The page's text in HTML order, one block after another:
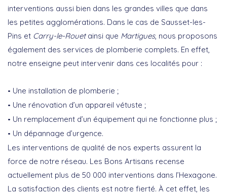
interventions aussi bien dans les grandes villes que dans
les petites agglomérations. Dans le cas de Sausset-les-
Pins et Carry-le-Rouetainsi que Martigues, nous proposons
également des services de plomberie complets. En effet,
notre enseigne peut intervenir dans ces localités pour :
Une installation de plomberie ;
Une rénovation d’un appareil vétuste ;
Un remplacement d’un équipement qui ne fonctionne plus ;
Un dépannage d’urgence.
Les interventions de qualité de nos experts assurent la
force de notre réseau. Les Bons Artisans recense
actuellement plus de 50 000 interventions dans l’Hexagone.
La satisfaction des clients est notre fierté. À cet effet, les